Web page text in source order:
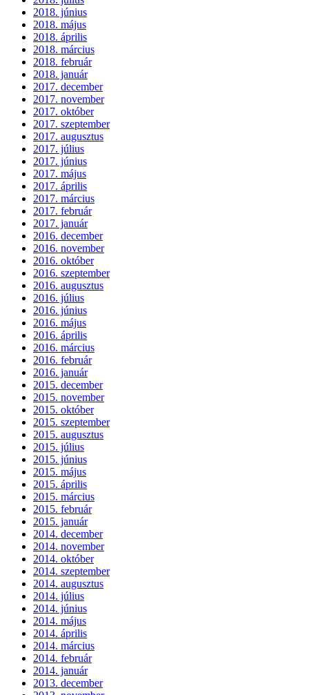
2018. június
2018. május
2018. április
2018. március
2018. február
2018. január
2017. december
2017. november
2017. október
2017. szeptember
2017. augusztus
2017. július
2017. június
2017. május
2017. április
2017. március
2017. február
2017. január
2016. december
2016. november
2016. október
2016. szeptember
2016. augusztus
2016. július
2016. június
2016. május
2016. április
2016. március
2016. február
2016. január
2015. december
2015. november
2015. október
2015. szeptember
2015. augusztus
2015. július
2015. június
2015. május
2015. április
2015. március
2015. február
2015. január
2014. december
2014. november
2014. október
2014. szeptember
2014. augusztus
2014. július
2014. június
2014. május
2014. április
2014. március
2014. február
2014. január
2013. december